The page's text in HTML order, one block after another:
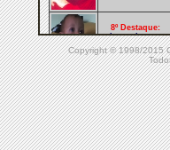
8º Destaque:
larga do seu
marido
9º Destaque:
a balada
10º Destaque:
delíto de amor
Copyright © 1998/2015